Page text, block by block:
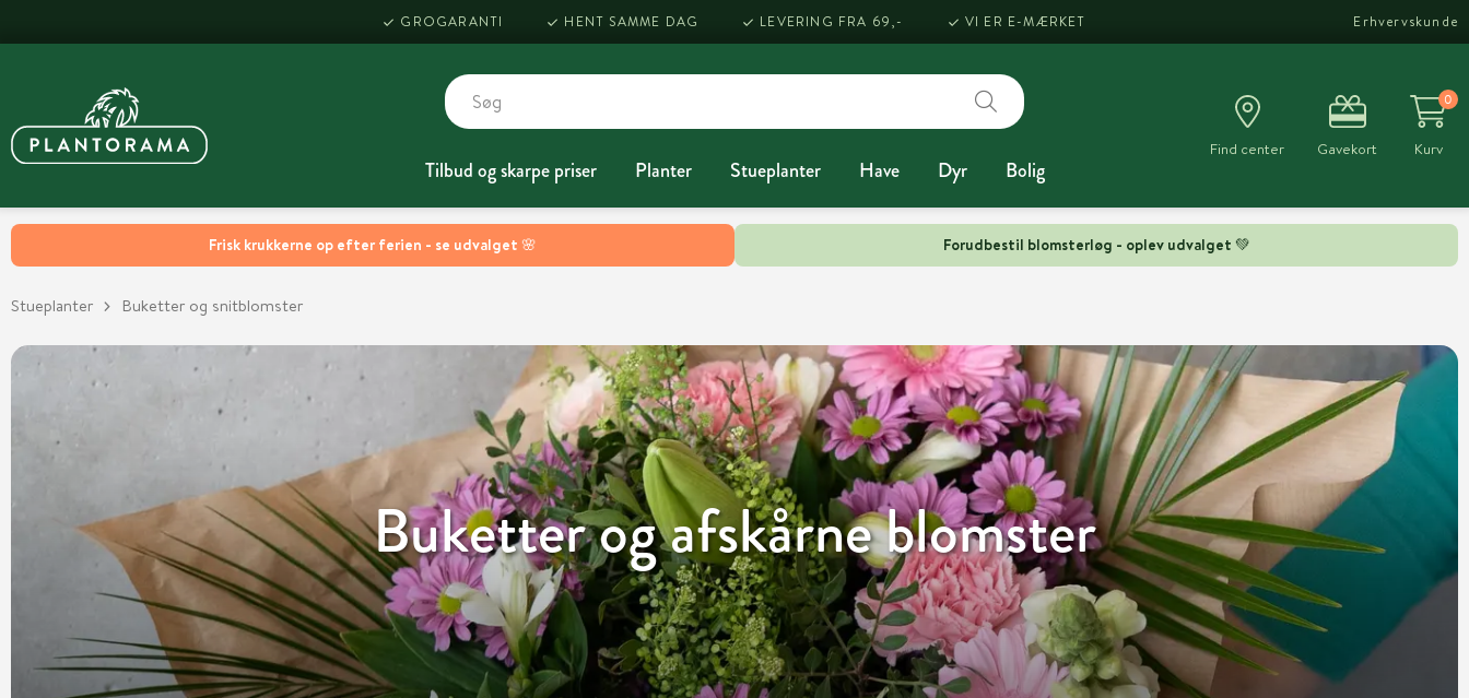
Frisk krukkerne op efter ferien - se udvalget 🌸 Forudbestil blomsterløg - oplev udvalget 💚
GROGARANTI HENT SAMME DAG LEVERING FRA 69,- VI ER E-MÆRKET Erhvervskunde
Tilbud og skarpe priser Planter Stueplanter Have Dyr Bolig
Find center Gavekort
0
Kurv
Stueplanter Buketter og snitblomster
Buketter og afskårne blomster